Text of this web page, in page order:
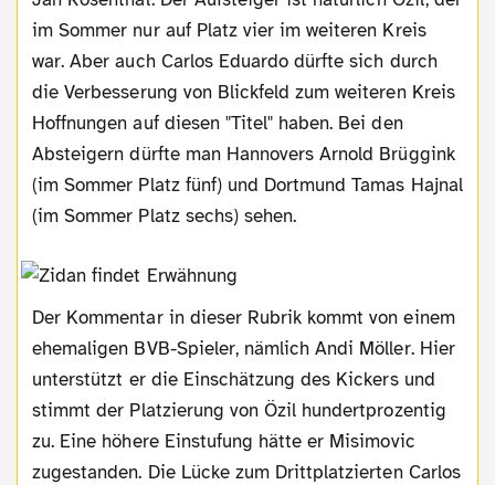
im Sommer nur auf Platz vier im weiteren Kreis
war. Aber auch Carlos Eduardo dürfte sich durch
die Verbesserung von Blickfeld zum weiteren Kreis
Hoffnungen auf diesen "Titel" haben. Bei den
Absteigern dürfte man Hannovers Arnold Brüggink
(im Sommer Platz fünf) und Dortmund Tamas Hajnal
(im Sommer Platz sechs) sehen.
Der Kommentar in dieser Rubrik kommt von einem
ehemaligen BVB-Spieler, nämlich Andi Möller. Hier
unterstützt er die Einschätzung des Kickers und
stimmt der Platzierung von Özil hundertprozentig
zu. Eine höhere Einstufung hätte er Misimovic
zugestanden. Die Lücke zum Drittplatzierten Carlos